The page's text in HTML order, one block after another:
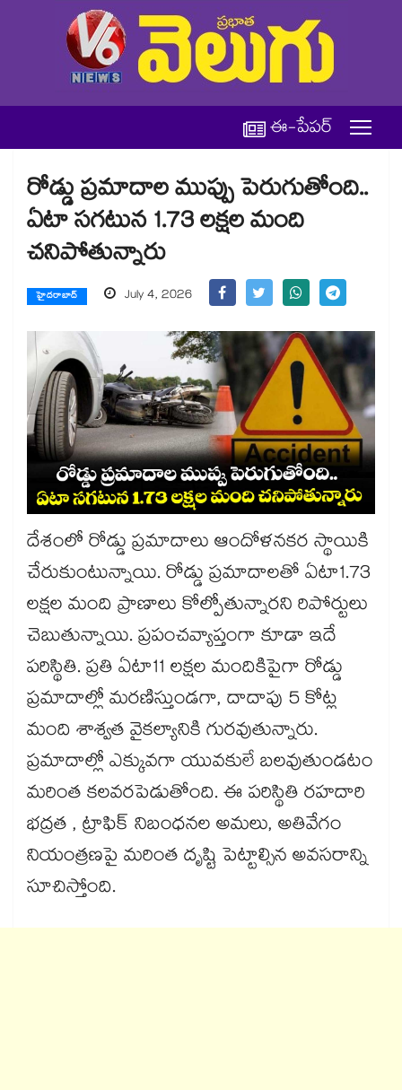
ఈ-పేపర్
రోడ్డు ప్రమాదాల ముప్పు పెరుగుతోంది..
ఏటా సగటున 1.73 లక్షల మంది
చనిపోతున్నారు
హైదరాబాద్ July 4, 2026
దేశంలో రోడ్డు ప్రమాదాలు ఆందోళనకర స్థాయికి
చేరుకుంటున్నాయి. రోడ్డు ప్రమాదాలతో ఏటా1.73
లక్షల మంది ప్రాణాలు కోల్పోతున్నారని రిపోర్టులు
చెబుతున్నాయి. ప్రపంచవ్యాప్తంగా కూడా ఇదే
పరిస్థితి. ప్రతి ఏటా11 లక్షల మందికిపైగా రోడ్డు
ప్రమాదాల్లో మరణిస్తుండగా, దాదాపు 5 కోట్ల
మంది శాశ్వత వైకల్యానికి గురవుతున్నారు.
ప్రమాదాల్లో ఎక్కువగా యువకులే బలవుతుండటం
మరింత కలవరపెడుతోంది. ఈ పరిస్థితి రహదారి
భద్రత , ట్రాఫిక్ నిబంధనల అమలు, అతివేగం
నియంత్రణపై మరింత దృష్టి పెట్టాల్సిన అవసరాన్ని
సూచిస్తోంది.